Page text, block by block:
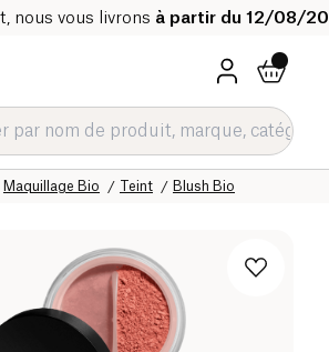
nous vous livrons à partir du 12/08/
Blush Bio
Teint
Maquillage Bio
bio